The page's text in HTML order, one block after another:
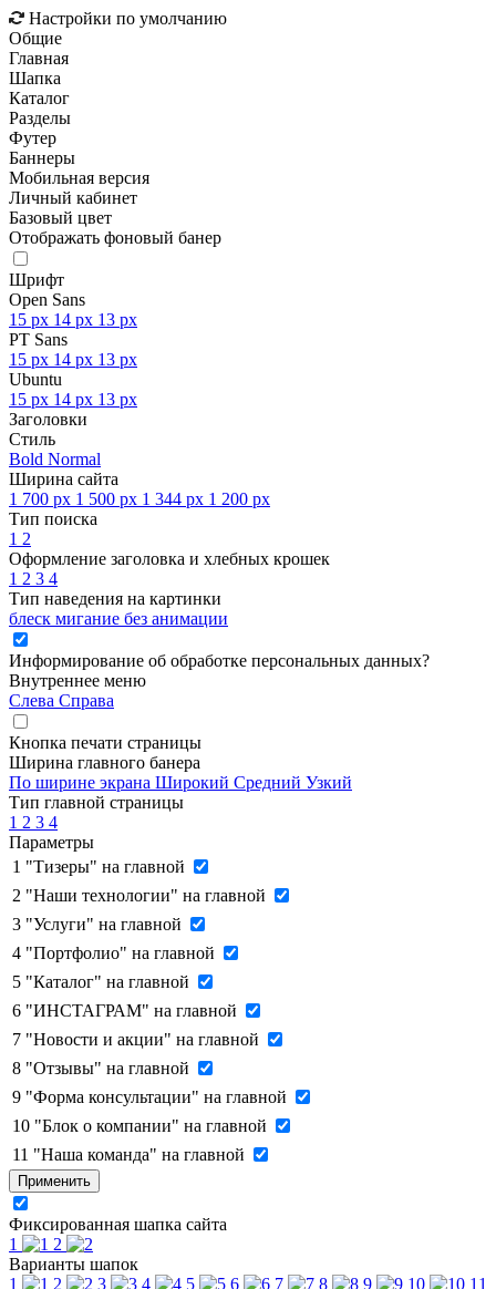
Настройки по умолчанию
Общие
Главная
Шапка
Каталог
Разделы
Футер
Баннеры
Мобильная версия
Личный кабинет
Базовый цвет
Отображать фоновый банер
Шрифт
Open Sans
15 px 14 px 13 px
PT Sans
15 px 14 px 13 px
Ubuntu
15 px 14 px 13 px
Заголовки
Стиль
Bold Normal
Ширина сайта
1 700 px 1 500 px 1 344 px 1 200 px
Тип поиска
1 2
Оформление заголовка и хлебных крошек
1 2 3 4
Тип наведения на картинки
блеск мигание без анимации
Информирование об обработке персональных данных?
Внутреннее меню
Слева Справа
Кнопка печати страницы
Ширина главного банера
По ширине экрана Широкий Средний Узкий
Тип главной страницы
1 2 3 4
Параметры
1 "Тизеры" на главной
2 "Наши технологии" на главной
3 "Услуги" на главной
4 "Портфолио" на главной
5 "Каталог" на главной
6 "ИНСТАГРАМ" на главной
7 "Новости и акции" на главной
8 "Отзывы" на главной
9 "Форма консультации" на главной
10 "Блок о компании" на главной
11 "Наша команда" на главной
Применить
Фиксированная шапка сайта
1
2
Варианты шапок
1
2 3 4 5 6 7 8 9 10
11